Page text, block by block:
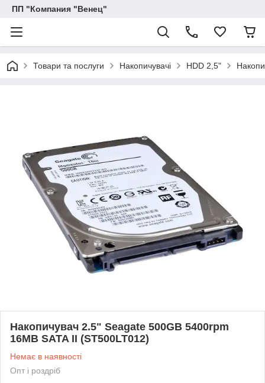
ПП "Компания "Венец"
Товари та послуги Накопичувачі HDD 2,5"
Накопичувач 2.5" Seagate 500GB 5400rpm
16MB SATA II (ST500LT012)
Немає в наявності
Опт і роздріб